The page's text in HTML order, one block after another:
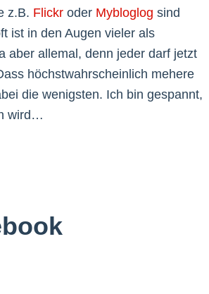
z.B. Flickr oder Mybloglog sind
ist in den Augen vieler als
aber allemal, denn jeder darf jetzt
höchstwahrscheinlich mehere
die wenigsten. Ich bin gespannt,
wird…